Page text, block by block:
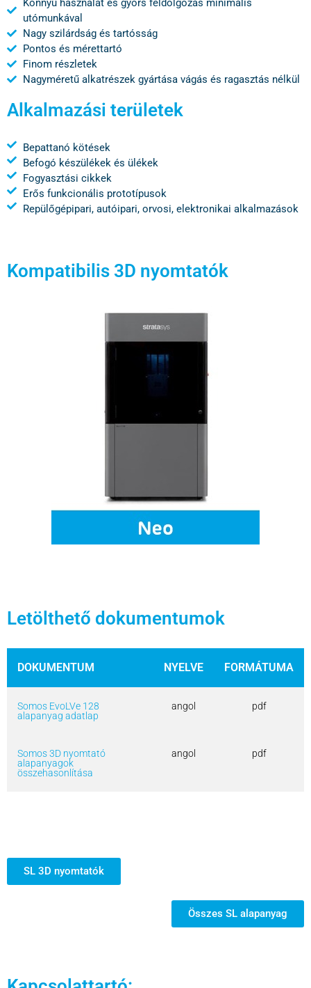
Könnyű használat és gyors feldolgozás minimális
utómunkával
Nagy szilárdság és tartósság
Pontos és mérettartó
Finom részletek
Nagyméretű alkatrészek gyártása vágás és ragasztás nélkül
Alkalmazási területek
Bepattanó kötések
Befogó készülékek és ülékek
Fogyasztási cikkek
Erős funkcionális prototípusok
Repülőgépipari, autóipari, orvosi, elektronikai alkalmazások
Kompatibilis 3D nyomtatók
Letölthető dokumentumok
DOKUMENTUM NYELVE FORMÁTUMA
Somos EvoLVe 128
alapanyag adatlap
angol pdf
Somos 3D nyomtató
alapanyagok
összehasonlítása
angol pdf
SL 3D nyomtatók
Összes SL alapanyag